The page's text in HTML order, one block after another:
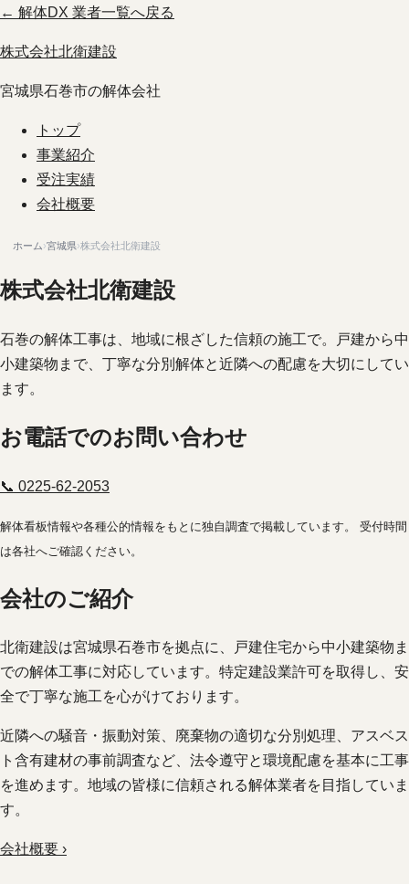
← 解体DX 業者一覧へ戻る
株式会社北衛建設
宮城県石巻市の解体会社
トップ
事業紹介
受注実績
会社概要
ホーム›宮城県›株式会社北衛建設
株式会社北衛建設
石巻の解体工事は、地域に根ざした信頼の施工で。戸建から中
小建築物まで、丁寧な分別解体と近隣への配慮を大切にしてい
ます。
お電話でのお問い合わせ
📞 0225-62-2053
解体看板情報や各種公的情報をもとに独自調査で掲載しています。 受付時間
は各社へご確認ください。
会社のご紹介
北衛建設は宮城県石巻市を拠点に、戸建住宅から中小建築物ま
での解体工事に対応しています。特定建設業許可を取得し、安
全で丁寧な施工を心がけております。
近隣への騒音・振動対策、廃棄物の適切な分別処理、アスベス
ト含有建材の事前調査など、法令遵守と環境配慮を基本に工事
を進めます。地域の皆様に信頼される解体業者を目指していま
す。
会社概要 ›